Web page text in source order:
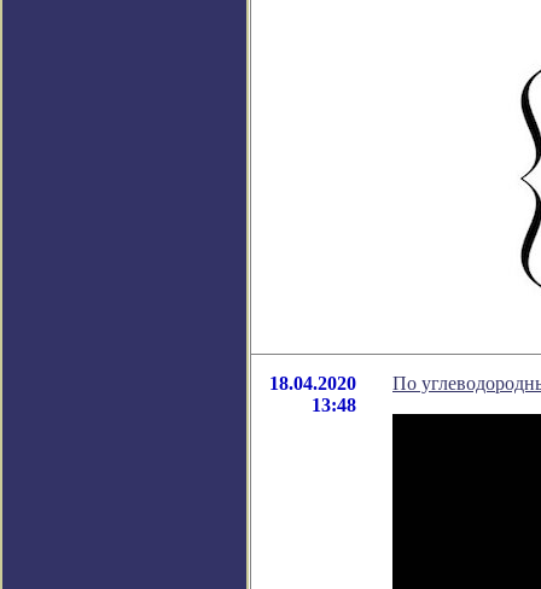
18.04.2020
13:48
По